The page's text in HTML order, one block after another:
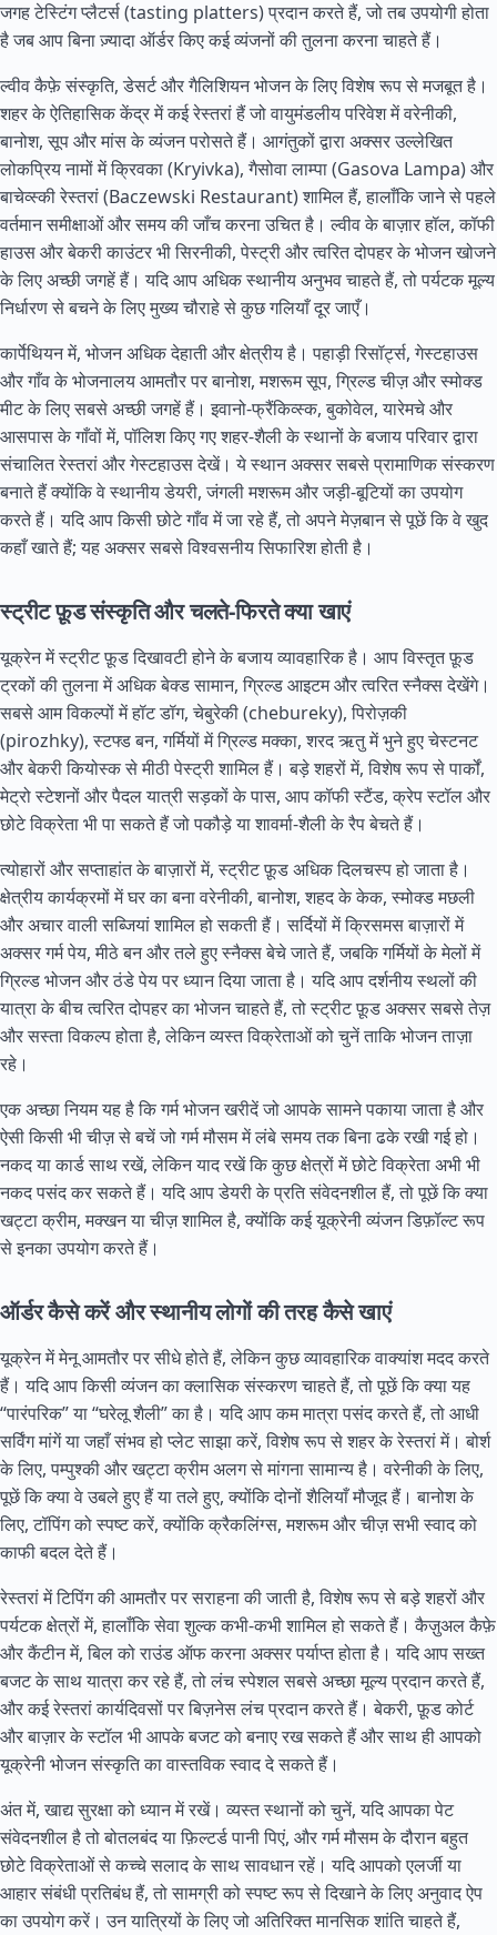
जगह टेस्टिंग प्लैटर्स (tasting platters) प्रदान करते हैं, जो तब उपयोगी होता
है जब आप बिना ज़्यादा ऑर्डर किए कई व्यंजनों की तुलना करना चाहते हैं।
ल्वीव कैफ़े संस्कृति, डेसर्ट और गैलिशियन भोजन के लिए विशेष रूप से मजबूत है।
शहर के ऐतिहासिक केंद्र में कई रेस्तरां हैं जो वायुमंडलीय परिवेश में वरेनीकी,
बानोश, सूप और मांस के व्यंजन परोसते हैं। आगंतुकों द्वारा अक्सर उल्लेखित
लोकप्रिय नामों में क्रिवका (Kryivka), गैसोवा लाम्पा (Gasova Lampa) और
बाचेव्स्की रेस्तरां (Baczewski Restaurant) शामिल हैं, हालाँकि जाने से पहले
वर्तमान समीक्षाओं और समय की जाँच करना उचित है। ल्वीव के बाज़ार हॉल, कॉफी
हाउस और बेकरी काउंटर भी सिरनीकी, पेस्ट्री और त्वरित दोपहर के भोजन खोजने
के लिए अच्छी जगहें हैं। यदि आप अधिक स्थानीय अनुभव चाहते हैं, तो पर्यटक मूल्य
निर्धारण से बचने के लिए मुख्य चौराहे से कुछ गलियाँ दूर जाएँ।
कार्पेथियन में, भोजन अधिक देहाती और क्षेत्रीय है। पहाड़ी रिसॉर्ट्स, गेस्टहाउस
और गाँव के भोजनालय आमतौर पर बानोश, मशरूम सूप, ग्रिल्ड चीज़ और स्मोक्ड
मीट के लिए सबसे अच्छी जगहें हैं। इवानो-फ्रैंकिव्स्क, बुकोवेल, यारेमचे और
आसपास के गाँवों में, पॉलिश किए गए शहर-शैली के स्थानों के बजाय परिवार द्वारा
संचालित रेस्तरां और गेस्टहाउस देखें। ये स्थान अक्सर सबसे प्रामाणिक संस्करण
बनाते हैं क्योंकि वे स्थानीय डेयरी, जंगली मशरूम और जड़ी-बूटियों का उपयोग
करते हैं। यदि आप किसी छोटे गाँव में जा रहे हैं, तो अपने मेज़बान से पूछें कि वे खुद
कहाँ खाते हैं; यह अक्सर सबसे विश्वसनीय सिफारिश होती है।
स्ट्रीट फ़ूड संस्कृति और चलते-फिरते क्या खाएं
यूक्रेन में स्ट्रीट फ़ूड दिखावटी होने के बजाय व्यावहारिक है। आप विस्तृत फ़ूड
ट्रकों की तुलना में अधिक बेक्ड सामान, ग्रिल्ड आइटम और त्वरित स्नैक्स देखेंगे।
सबसे आम विकल्पों में हॉट डॉग, चेबुरेकी (chebureky), पिरोज़की
(pirozhky), स्टफ्ड बन, गर्मियों में ग्रिल्ड मक्का, शरद ऋतु में भुने हुए चेस्टनट
और बेकरी कियोस्क से मीठी पेस्ट्री शामिल हैं। बड़े शहरों में, विशेष रूप से पार्कों,
मेट्रो स्टेशनों और पैदल यात्री सड़कों के पास, आप कॉफी स्टैंड, क्रेप स्टॉल और
छोटे विक्रेता भी पा सकते हैं जो पकौड़े या शावर्मा-शैली के रैप बेचते हैं।
त्योहारों और सप्ताहांत के बाज़ारों में, स्ट्रीट फ़ूड अधिक दिलचस्प हो जाता है।
क्षेत्रीय कार्यक्रमों में घर का बना वरेनीकी, बानोश, शहद के केक, स्मोक्ड मछली
और अचार वाली सब्जियां शामिल हो सकती हैं। सर्दियों में क्रिसमस बाज़ारों में
अक्सर गर्म पेय, मीठे बन और तले हुए स्नैक्स बेचे जाते हैं, जबकि गर्मियों के मेलों में
ग्रिल्ड भोजन और ठंडे पेय पर ध्यान दिया जाता है। यदि आप दर्शनीय स्थलों की
यात्रा के बीच त्वरित दोपहर का भोजन चाहते हैं, तो स्ट्रीट फ़ूड अक्सर सबसे तेज़
और सस्ता विकल्प होता है, लेकिन व्यस्त विक्रेताओं को चुनें ताकि भोजन ताज़ा
रहे।
एक अच्छा नियम यह है कि गर्म भोजन खरीदें जो आपके सामने पकाया जाता है और
ऐसी किसी भी चीज़ से बचें जो गर्म मौसम में लंबे समय तक बिना ढके रखी गई हो।
नकद या कार्ड साथ रखें, लेकिन याद रखें कि कुछ क्षेत्रों में छोटे विक्रेता अभी भी
नकद पसंद कर सकते हैं। यदि आप डेयरी के प्रति संवेदनशील हैं, तो पूछें कि क्या
खट्टा क्रीम, मक्खन या चीज़ शामिल है, क्योंकि कई यूक्रेनी व्यंजन डिफ़ॉल्ट रूप
से इनका उपयोग करते हैं।
ऑर्डर कैसे करें और स्थानीय लोगों की तरह कैसे खाएं
यूक्रेन में मेनू आमतौर पर सीधे होते हैं, लेकिन कुछ व्यावहारिक वाक्यांश मदद करते
हैं। यदि आप किसी व्यंजन का क्लासिक संस्करण चाहते हैं, तो पूछें कि क्या यह
“पारंपरिक” या “घरेलू शैली” का है। यदि आप कम मात्रा पसंद करते हैं, तो आधी
सर्विंग मांगें या जहाँ संभव हो प्लेट साझा करें, विशेष रूप से शहर के रेस्तरां में। बोर्श
के लिए, पम्पुश्की और खट्टा क्रीम अलग से मांगना सामान्य है। वरेनीकी के लिए,
पूछें कि क्या वे उबले हुए हैं या तले हुए, क्योंकि दोनों शैलियाँ मौजूद हैं। बानोश के
लिए, टॉपिंग को स्पष्ट करें, क्योंकि क्रैकलिंग्स, मशरूम और चीज़ सभी स्वाद को
काफी बदल देते हैं।
रेस्तरां में टिपिंग की आमतौर पर सराहना की जाती है, विशेष रूप से बड़े शहरों और
पर्यटक क्षेत्रों में, हालाँकि सेवा शुल्क कभी-कभी शामिल हो सकते हैं। कैज़ुअल कैफ़े
और कैंटीन में, बिल को राउंड ऑफ करना अक्सर पर्याप्त होता है। यदि आप सख्त
बजट के साथ यात्रा कर रहे हैं, तो लंच स्पेशल सबसे अच्छा मूल्य प्रदान करते हैं,
और कई रेस्तरां कार्यदिवसों पर बिज़नेस लंच प्रदान करते हैं। बेकरी, फ़ूड कोर्ट
और बाज़ार के स्टॉल भी आपके बजट को बनाए रख सकते हैं और साथ ही आपको
यूक्रेनी भोजन संस्कृति का वास्तविक स्वाद दे सकते हैं।
अंत में, खाद्य सुरक्षा को ध्यान में रखें। व्यस्त स्थानों को चुनें, यदि आपका पेट
संवेदनशील है तो बोतलबंद या फ़िल्टर्ड पानी पिएं, और गर्म मौसम के दौरान बहुत
छोटे विक्रेताओं से कच्चे सलाद के साथ सावधान रहें। यदि आपको एलर्जी या
आहार संबंधी प्रतिबंध हैं, तो सामग्री को स्पष्ट रूप से दिखाने के लिए अनुवाद ऐप
का उपयोग करें। उन यात्रियों के लिए जो अतिरिक्त मानसिक शांति चाहते हैं,